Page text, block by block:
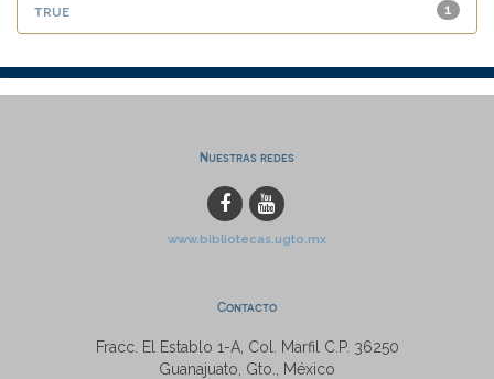
1
true
Nuestras redes
www.bibliotecas.ugto.mx
Contacto
Fracc. El Establo 1-A, Col. Marfil C.P. 36250
Guanajuato, Gto., México